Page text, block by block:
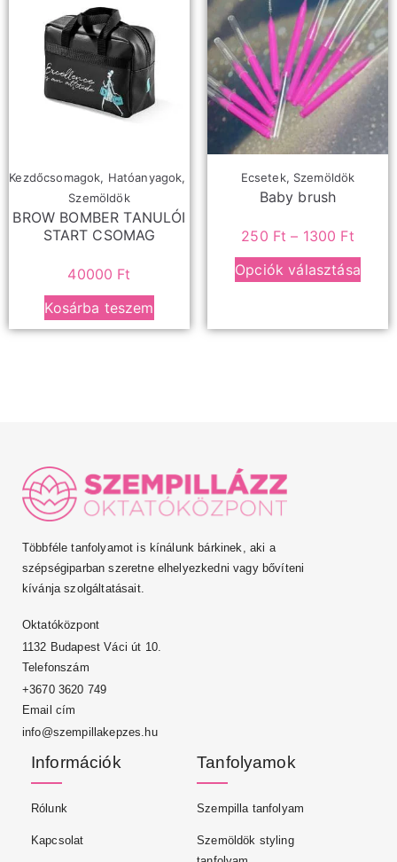
Kezdőcsomagok, Hatóanyagok,
Szemöldök
BROW BOMBER TANULÓI
START CSOMAG
40000 Ft
Kosárba teszem
Ecsetek, Szemöldök
Baby brush
250 Ft – 1300 Ft
Opciók választása
Többféle tanfolyamot is kínálunk bárkinek, aki a
szépségiparban szeretne elhelyezkedni vagy bővíteni
kívánja szolgáltatásait.
Oktatóközpont
1132 Budapest Váci út 10.
Telefonszám
+3670 3620 749
Email cím
info@szempillakepzes.hu
Információk
Rólunk
Kapcsolat
Tanfolyamok
Szempilla tanfolyam
Szemöldök styling